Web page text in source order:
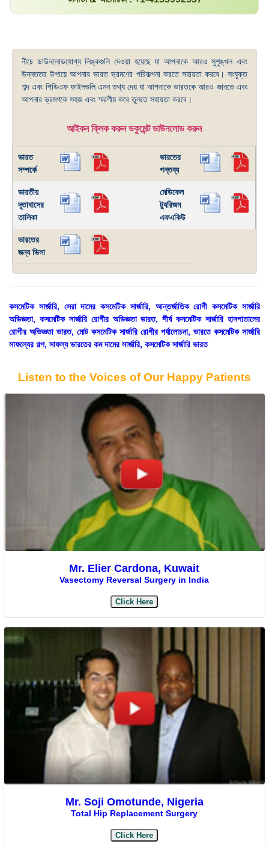
নীচে ডাউনলোডযোগ্য লিঙ্কগুলি দেওয়া হয়েছে যা আপনাকে আরও সুশৃঙ্খল এবং
উন্নততর উপায়ে আপনার ভারত ভ্রমণের পরিকল্পনা করতে সহায়তা করবে। সংযুক্ত
শব্দ এবং পিডিএফ ফাইলগুলি এমন তথ্য দেয় যা আপনাকে ভারতকে আরও জানতে এবং
আপনার ভ্রমণকে সহজ এবং স্মরণীয় করে তুলতে সহায়তা করবে।
আইকন ক্লিক করুন ডকুমেন্ট ডাউনলোড করুন
ভারত
সম্পর্কে
ভারতের
গন্তব্য
ভারতীয়
দূতাবাসের
তালিকা
মেডিকেল
ট্যুরিজম
এফএকিউ
ভারতের
জন্য ভিসা
কসমেটিক সার্জারি, সেরা দামের কসমেটিক সার্জারি, আন্তর্জাতিক রোগী কসমেটিক সার্জারি
অভিজ্ঞতা, কসমেটিক সার্জারি রোগীর অভিজ্ঞতা ভারত, শীর্ষ কসমেটিক সার্জারি হাসপাতালের
রোগীর অভিজ্ঞতা ভারত, মোট কসমেটিক সার্জারি রোগীর পর্যালোচনা, ভারতে কসমেটিক সার্জারি
সাফল্যের গল্প, সাফল্য ভারতের কম দামের সার্জারি, কসমেটিক সার্জারি ভারত
Listen to the Voices of Our Happy Patients
Mr. Elier Cardona, Kuwait
Vasectomy Reversal Surgery in India
Click Here
Mr. Soji Omotunde, Nigeria
Total Hip Replacement Surgery
Click Here